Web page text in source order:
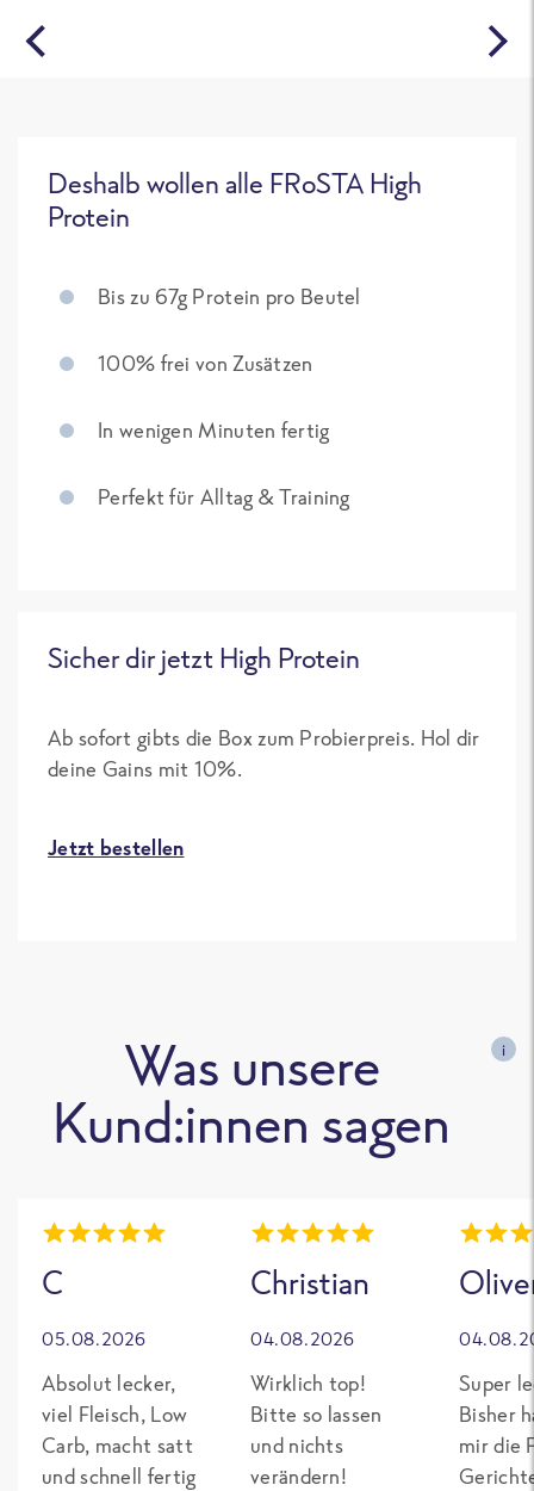
Deshalb wollen alle FRoSTA High
Protein
Bis zu 67g Protein pro Beutel
100% frei von Zusätzen
In wenigen Minuten fertig
Perfekt für Alltag & Training
Sicher dir jetzt High Protein
Ab sofort gibts die Box zum Probierpreis. Hol dir
deine Gains mit 10%.
Jetzt bestellen
Was unsere
Kund:innen sagen
i
C
05.08.2026
Absolut lecker,
viel Fleisch, Low
Carb, macht satt
und schnell fertig
Christian
04.08.2026
Wirklich top!
Bitte so lassen
und nichts
verändern!
Super
Bisher
mir die